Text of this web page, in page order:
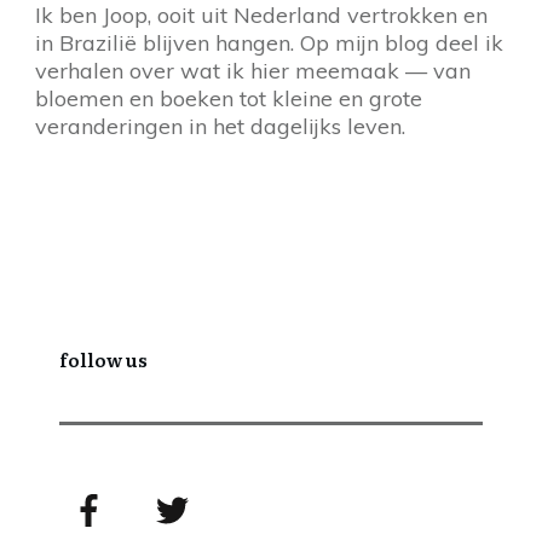
Ik ben Joop, ooit uit Nederland vertrokken en
in Brazilië blijven hangen. Op mijn blog deel ik
verhalen over wat ik hier meemaak — van
bloemen en boeken tot kleine en grote
veranderingen in het dagelijks leven.
follow us